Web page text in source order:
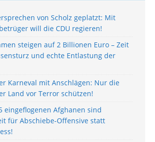
von Scholz geplatzt: Mit
will die CDU regieren!
steigen auf 2 Billionen Euro – Zeit
und echte Entlastung der
Karneval mit Anschlägen: Nur die
Land vor Terror schützen!
eingeflogenen Afghanen sind
für Abschiebe-Offensive statt